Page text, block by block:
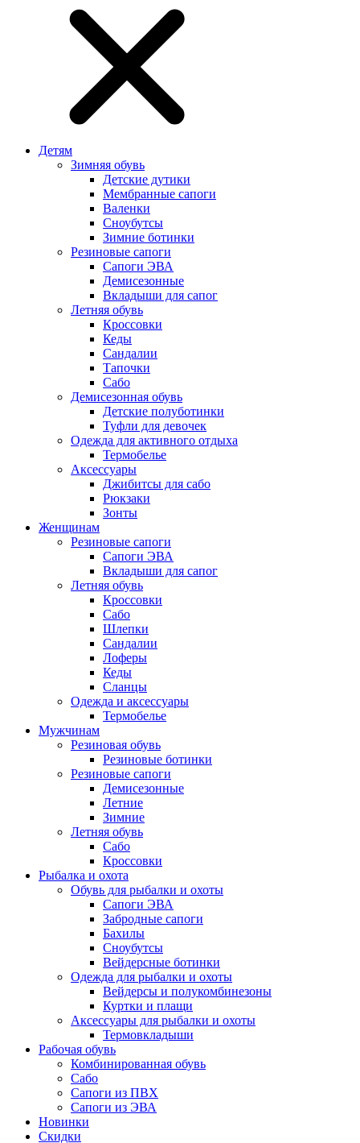
Детям
Зимняя обувь
Детские дутики
Мембранные сапоги
Валенки
Сноубутсы
Зимние ботинки
Резиновые сапоги
Сапоги ЭВА
Демисезонные
Вкладыши для сапог
Летняя обувь
Кроссовки
Кеды
Сандалии
Тапочки
Сабо
Демисезонная обувь
Детские полуботинки
Туфли для девочек
Одежда для активного отдыха
Термобелье
Аксессуары
Джибитсы для сабо
Рюкзаки
Зонты
Женщинам
Резиновые сапоги
Cапоги ЭВА
Вкладыши для сапог
Летняя обувь
Кроссовки
Сабо
Шлепки
Сандалии
Лоферы
Кеды
Сланцы
Одежда и аксессуары
Термобелье
Мужчинам
Резиновая обувь
Резиновые ботинки
Резиновые сапоги
Демисезонные
Летние
Зимние
Летняя обувь
Сабо
Кроссовки
Рыбалка и охота
Обувь для рыбалки и охоты
Сапоги ЭВА
Забродные сапоги
Бахилы
Сноубутсы
Вейдерсные ботинки
Одежда для рыбалки и охоты
Вейдерсы и полукомбинезоны
Куртки и плащи
Аксессуары для рыбалки и охоты
Термовкладыши
Рабочая обувь
Комбинированная обувь
Сабо
Сапоги из ПВХ
Сапоги из ЭВА
Новинки
Скидки